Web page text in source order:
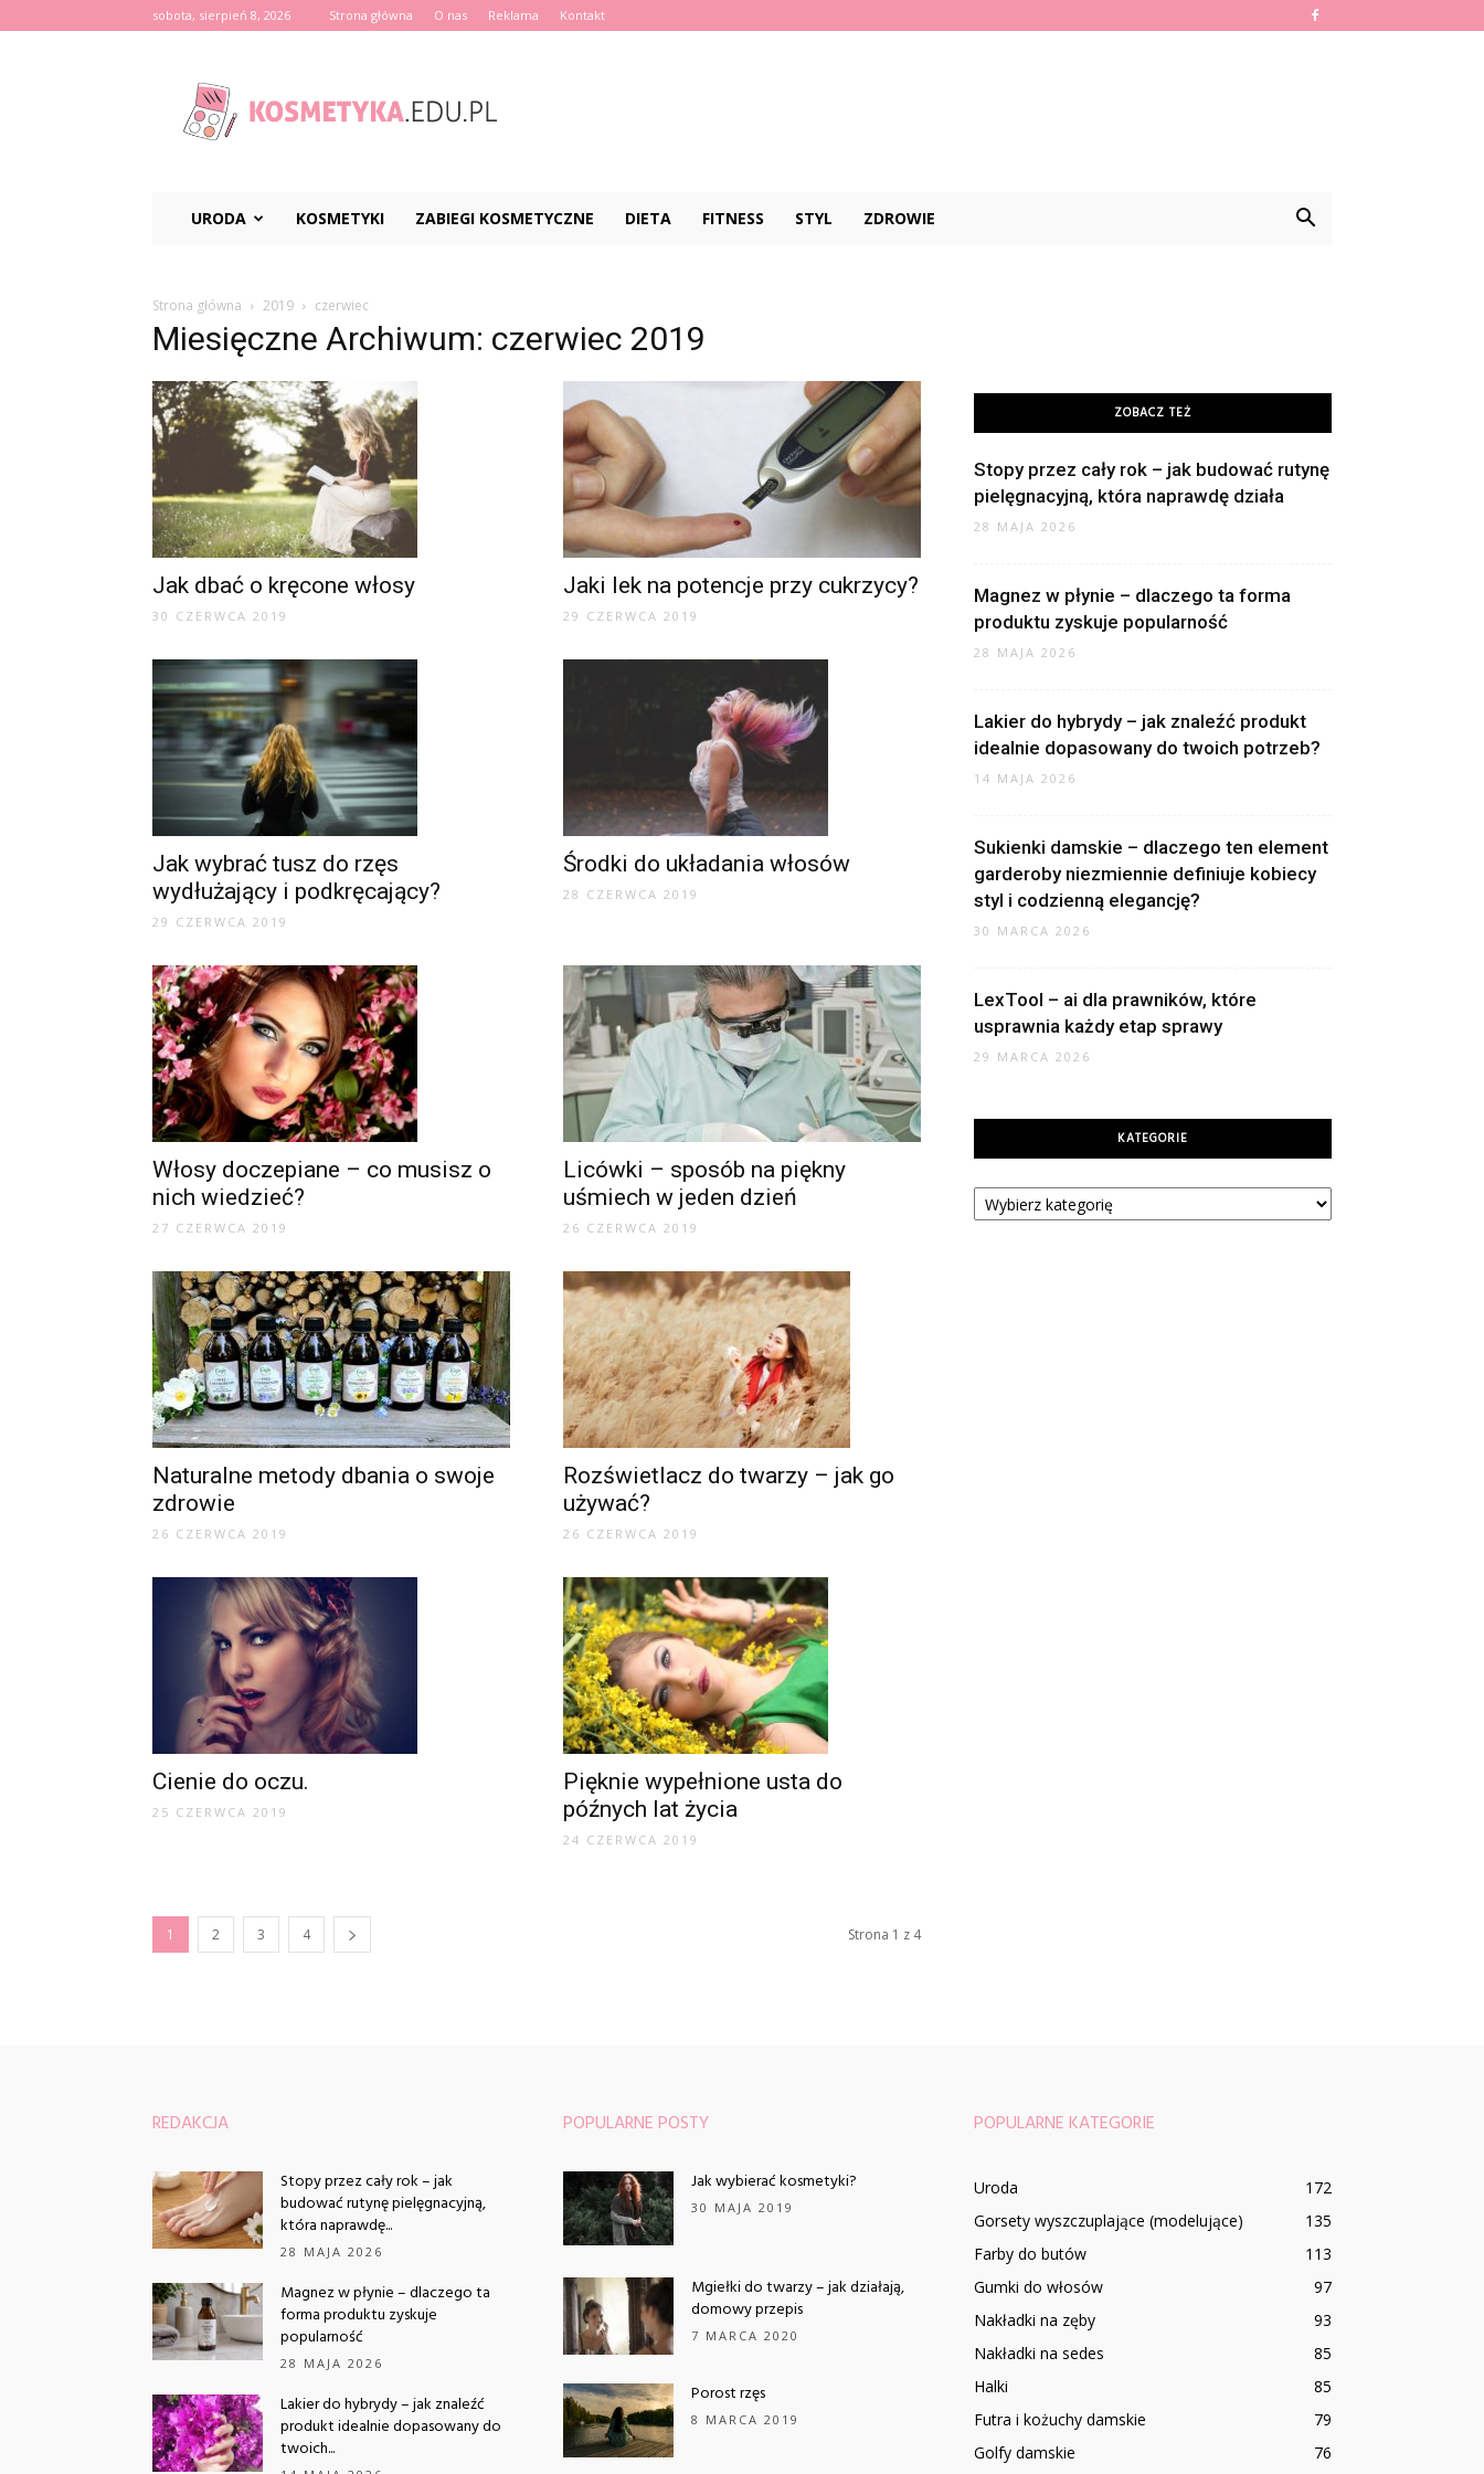
sobota, sierpień 8, 2026 Strona główna O nas Reklama Kontakt
URODA KOSMETYKI ZABIEGI KOSMETYCZNE DIETA FITNESS STYL ZDROWIE
Strona główna 2019 czerwiec
Miesięczne Archiwum: czerwiec 2019
Jak dbać o kręcone włosy
30 CZERWCA 2019
Jaki lek na potencje przy cukrzycy?
29 CZERWCA 2019
Jak wybrać tusz do rzęs
wydłużający i podkręcający?
29 CZERWCA 2019
Środki do układania włosów
28 CZERWCA 2019
Włosy doczepiane – co musisz o
nich wiedzieć?
27 CZERWCA 2019
Licówki – sposób na piękny
uśmiech w jeden dzień
26 CZERWCA 2019
Naturalne metody dbania o swoje
zdrowie
26 CZERWCA 2019
Rozświetlacz do twarzy – jak go
używać?
26 CZERWCA 2019
Cienie do oczu.
25 CZERWCA 2019
Pięknie wypełnione usta do
późnych lat życia
24 CZERWCA 2019
1 2 3 4 Strona 1 z 4
ZOBACZ TEŻ
Stopy przez cały rok – jak budować rutynę
pielęgnacyjną, która naprawdę działa
28 MAJA 2026
Magnez w płynie – dlaczego ta forma
produktu zyskuje popularność
28 MAJA 2026
Lakier do hybrydy – jak znaleźć produkt
idealnie dopasowany do twoich potrzeb?
14 MAJA 2026
Sukienki damskie – dlaczego ten element
garderoby niezmiennie definiuje kobiecy
styl i codzienną elegancję?
30 MARCA 2026
LexTool – ai dla prawników, które
usprawnia każdy etap sprawy
29 MARCA 2026
KATEGORIE
Kategorie
REDAKCJA
Stopy przez cały rok – jak
budować rutynę pielęgnacyjną,
która naprawdę...
28 MAJA 2026
Magnez w płynie – dlaczego ta
forma produktu zyskuje
popularność
28 MAJA 2026
Lakier do hybrydy – jak znaleźć
produkt idealnie dopasowany do
twoich...
POPULARNE POSTY
Jak wybierać kosmetyki?
30 MAJA 2019
Mgiełki do twarzy – jak działają,
domowy przepis
7 MARCA 2020
Porost rzęs
8 MARCA 2019
POPULARNE KATEGORIE
Uroda
172
Gorsety wyszczuplające (modelujące)
135
Farby do butów
113
Gumki do włosów
97
Nakładki na zęby
93
Nakładki na sedes
85
Halki
85
Futra i kożuchy damskie
79
Golfy damskie
76